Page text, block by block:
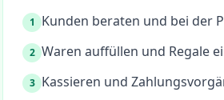
1 Kunden beraten und bei der
2 Waren auffüllen und Regale
3 Kassieren und